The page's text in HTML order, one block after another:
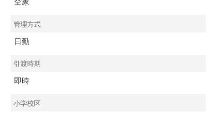
管理方式
日勤
引渡時期
即時
小学校区